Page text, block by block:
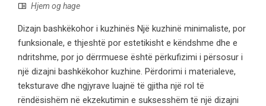
Hjem og hage
Dizajn bashkëkohor i kuzhinës Një kuzhinë minimaliste, por
funksionale, e thjeshtë por estetikisht e këndshme dhe e
ndritshme, por jo dërrmuese është përkufizimi i përsosur i
një dizajni bashkëkohor kuzhine. Përdorimi i materialeve,
teksturave dhe ngjyrave luajnë të gjitha një rol të
rëndësishëm në ekzekutimin e suksesshëm të një dizajni